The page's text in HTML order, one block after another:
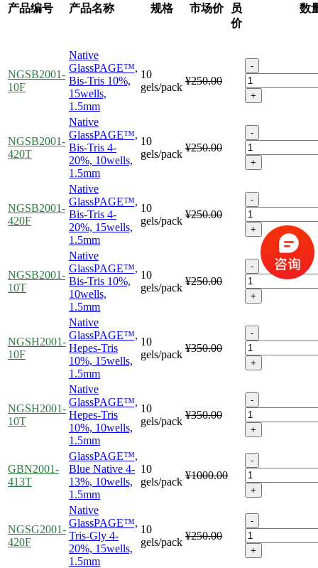
产品编号 产品名称 规格 市场价
员
价
数
NGSB2001-
10F
Native
GlassPAGE™,
Bis-Tris 10%,
15wells,
1.5mm
10
gels/pack
¥250.00
-
+
NGSB2001-
420T
Native
GlassPAGE™,
Bis-Tris 4-
20%, 10wells,
1.5mm
10
gels/pack
¥250.00
-
+
NGSB2001-
420F
Native
GlassPAGE™,
Bis-Tris 4-
20%, 15wells,
1.5mm
10
gels/pack
¥250.00
-
+
NGSB2001-
10T
Native
GlassPAGE™,
Bis-Tris 10%,
10wells,
1.5mm
10
gels/pack
¥250.00
-
+
NGSH2001-
10F
Native
GlassPAGE™,
Hepes-Tris
10%, 15wells,
1.5mm
10
gels/pack
¥350.00
-
+
NGSH2001-
10T
Native
GlassPAGE™,
Hepes-Tris
10%, 10wells,
1.5mm
10
gels/pack
¥350.00
-
+
GBN2001-
413T
GlassPAGE™,
Blue Native 4-
13%, 10wells,
1.5mm
10
gels/pack
¥1000.00
-
+
NGSG2001-
420F
Native
GlassPAGE™,
Tris-Gly 4-
20%, 15wells,
1.5mm
10
gels/pack
¥250.00
-
+